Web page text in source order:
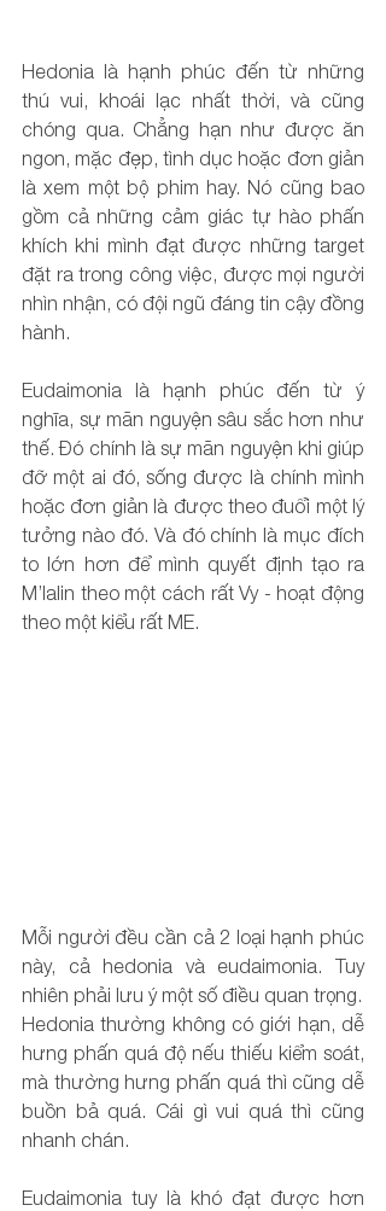
Hedonia là hạnh phúc đến từ những
thú vui, khoái lạc nhất thời, và cũng
chóng qua. Chẳng hạn như được ăn
ngon, mặc đẹp, tình dục hoặc đơn giản
là xem một bộ phim hay. Nó cũng bao
gồm cả những cảm giác tự hào phấn
khích khi mình đạt được những target
đặt ra trong công việc, được mọi người
nhìn nhận, có đội ngũ đáng tin cậy đồng
hành.
Eudaimonia là hạnh phúc đến từ ý
nghĩa, sự mãn nguyện sâu sắc hơn như
thế. Đó chính là sự mãn nguyện khi giúp
đỡ một ai đó, sống được là chính mình
hoặc đơn giản là được theo đuổi một lý
tưởng nào đó. Và đó chính là mục đích
to lớn hơn để mình quyết định tạo ra
M’lalin theo một cách rất Vy - hoạt động
theo một kiểu rất ME.
Mỗi người đều cần cả 2 loại hạnh phúc
này, cả hedonia và eudaimonia. Tuy
nhiên phải lưu ý một số điều quan trọng.
Hedonia thường không có giới hạn, dễ
hưng phấn quá độ nếu thiếu kiểm soát,
mà thường hưng phấn quá thì cũng dễ
buồn bả quá. Cái gì vui quá thì cũng
nhanh chán.
Eudaimonia tuy là khó đạt được hơn